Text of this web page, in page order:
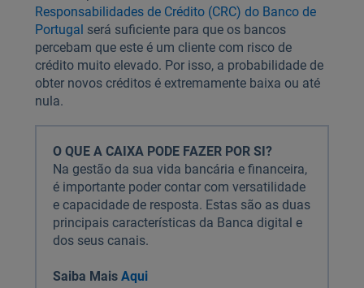
Responsabilidades de Crédito (CRC) do Banco de
Portugal será suficiente para que os bancos
percebam que este é um cliente com risco de
crédito muito elevado. Por isso, a probabilidade de
obter novos créditos é extremamente baixa ou até
nula.
O QUE A CAIXA PODE FAZER POR SI?
Na gestão da sua vida bancária e financeira,
é importante poder contar com versatilidade
e capacidade de resposta. Estas são as duas
principais características da Banca digital e
dos seus canais.
Saiba Mais Aqui